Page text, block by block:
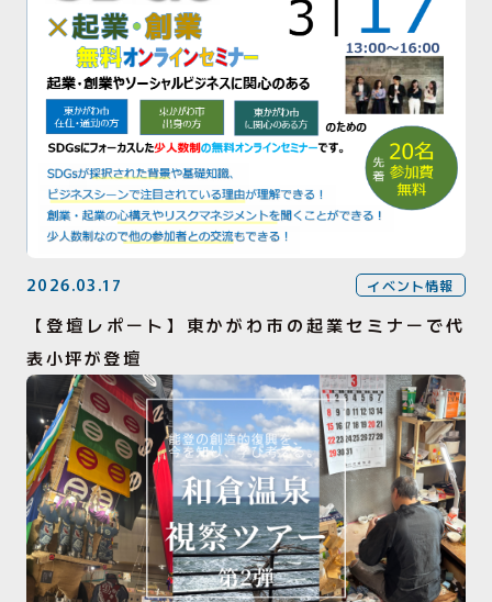
2026.03.17 イベント情報
【登壇レポート】東かがわ市の起業セミナーで代
表小坪が登壇